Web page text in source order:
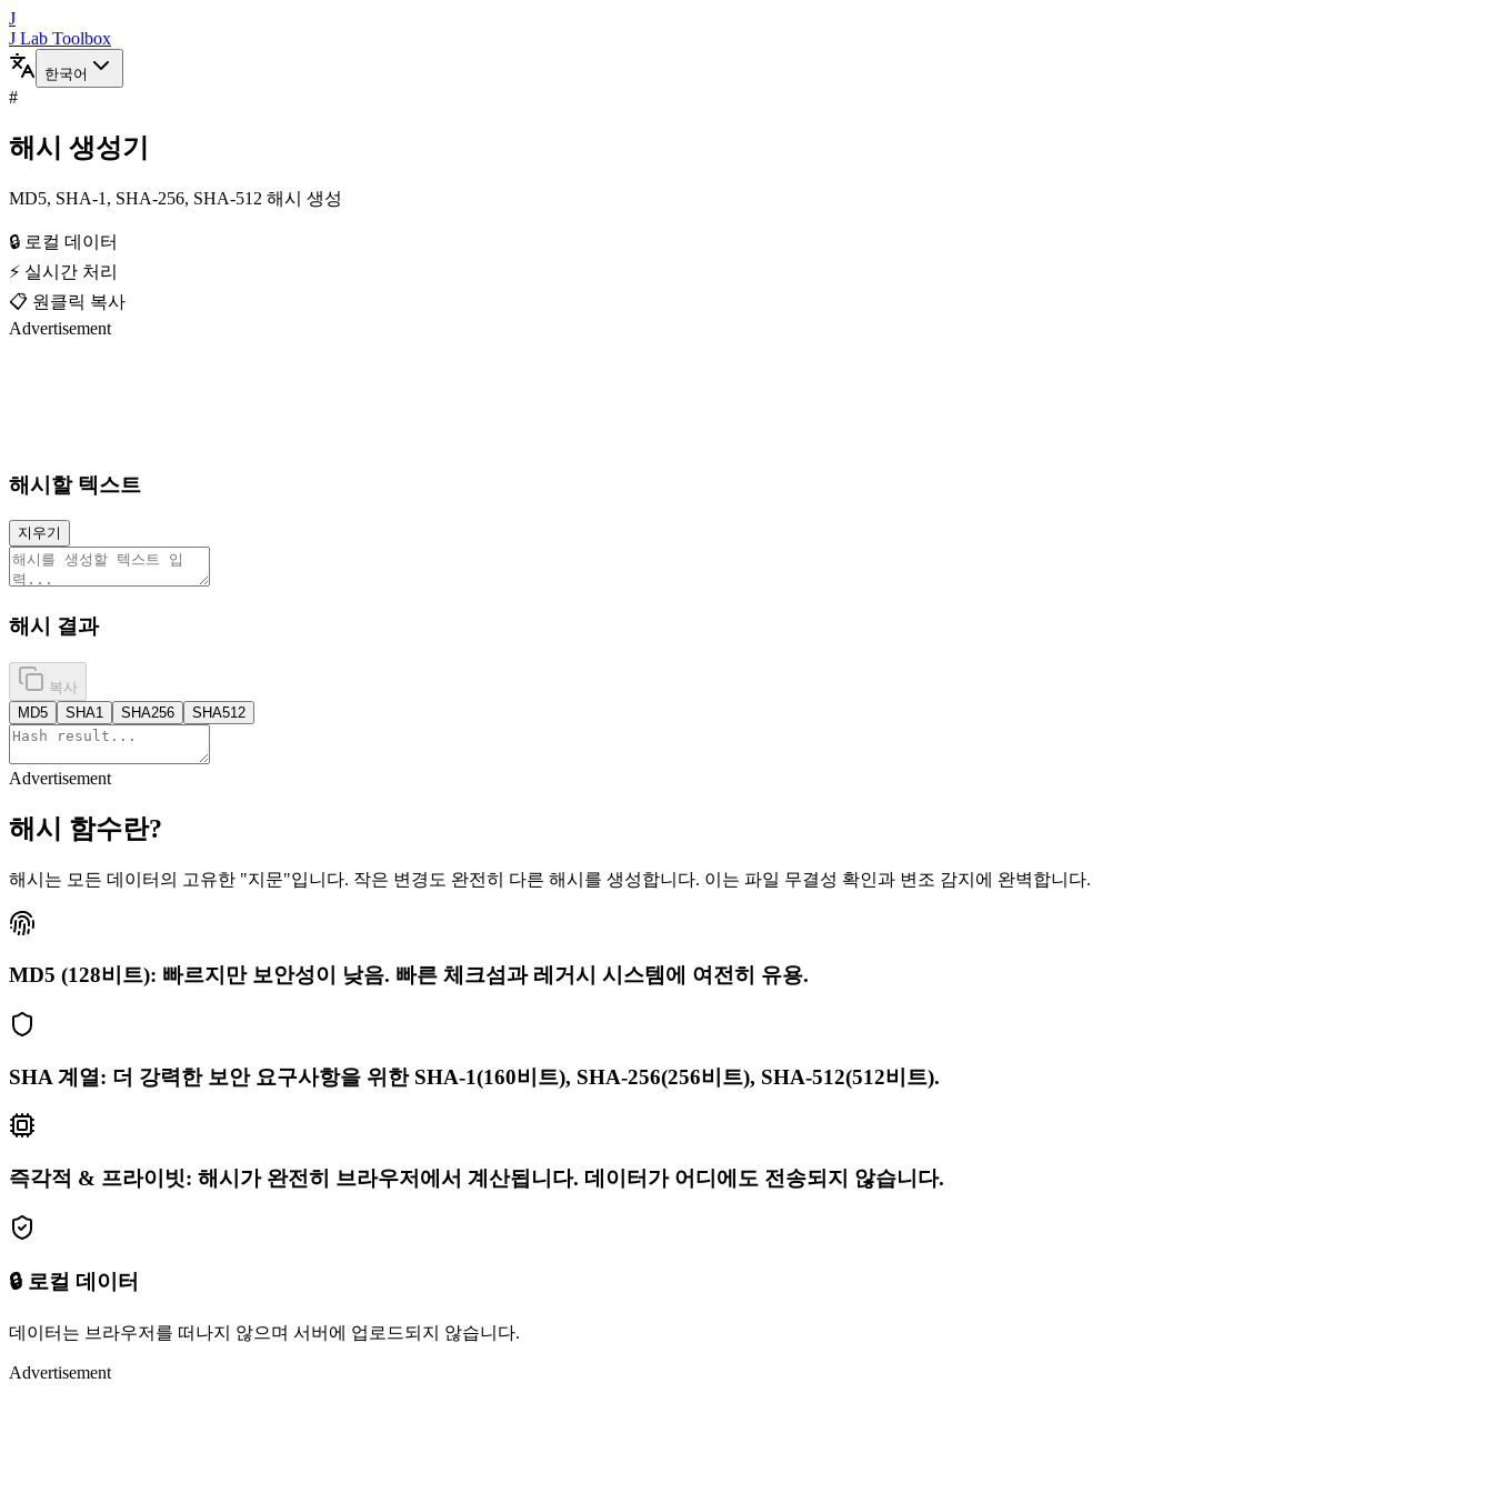
J
J Lab Toolbox
한국어
#
해시 생성기
MD5, SHA-1, SHA-256, SHA-512 해시 생성
🔒 로컬 데이터
⚡ 실시간 처리
📋 원클릭 복사
Advertisement
해시할 텍스트
지우기
해시 결과
복사
MD5
SHA1 SHA256 SHA512
Advertisement
해시 함수란?
해시는 모든 데이터의 고유한 "지문"입니다. 작은 변경도 완전히 다른 해시를 생성합니다. 이는 파일 무결성 확인과 변조 감지에 완벽합니다.
MD5 (128비트): 빠르지만 보안성이 낮음. 빠른 체크섬과 레거시 시스템에 여전히 유용.
SHA 계열: 더 강력한 보안 요구사항을 위한 SHA-1(160비트), SHA-256(256비트), SHA-512(512비트).
즉각적 & 프라이빗: 해시가 완전히 브라우저에서 계산됩니다. 데이터가 어디에도 전송되지 않습니다.
🔒 로컬 데이터
데이터는 브라우저를 떠나지 않으며 서버에 업로드되지 않습니다.
Advertisement